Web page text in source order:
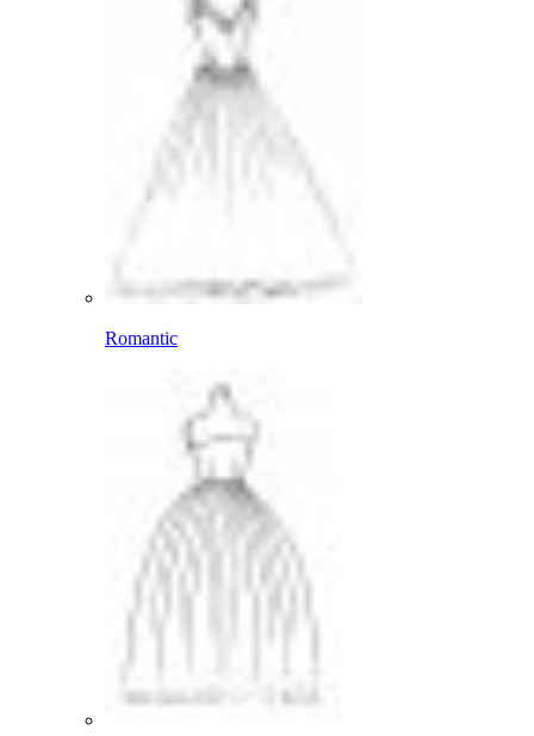
Romantic